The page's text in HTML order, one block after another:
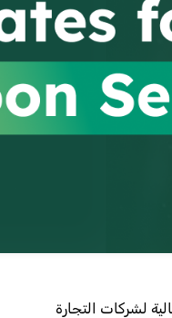
لشركات التجارة